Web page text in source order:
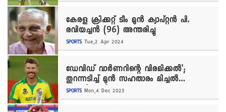
കേരള ക്രിക്കറ്റ് ടീം മുൻ ക്യാപ്റ്റൻ പി.
രവിയച്ചൻ (96) അന്തരിച്ചു
SPORTS Tue,2 Apr 2024
ഡേവിഡ് വാർണറിന്റെ വിരമിക്കൽ';
തുറന്നടിച്ച് മുന്‍ സഹതാരം മിച്ചല്‍
ജോണ്‍സണ്‍
SPORTS Mon,4 Dec 2023